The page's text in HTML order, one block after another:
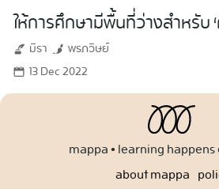
ให้การศึกษามีพื้นที่ว่างสำหรับ
มิรา
พรภวิษย์
13 Dec 2022
mappa • learning
about mappa